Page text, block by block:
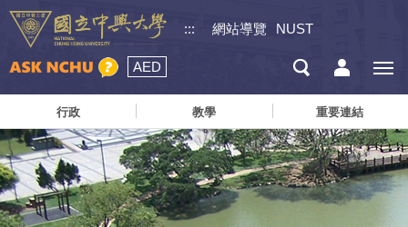
::: 網站導覽 NUST
AED
行政 教學 重要連結